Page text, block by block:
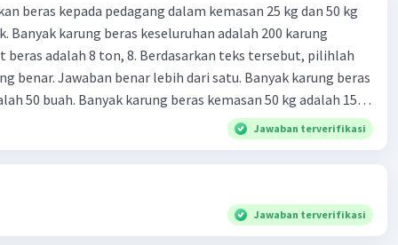
beras kepada pedagang dalam kemasan 25 kg dan 50 kg
Banyak karung beras keseluruhan adalah 200 karung
adalah 8 ton, 8. Berdasarkan teks tersebut, pilihlah
benar. Jawaban benar lebih dari satu. Banyak karung beras
50 buah. Banyak karung beras kemasan 50 kg adalah 150
dalam kemasan 25 kg adalah 2 ton. Perbandingan berat
kg dan 50 kg dalam truk adalah 1: 3. 9. Berdasarkan teks
biaya angkut semua beras yang harus dibayar oleh Bu
C. Rp2.312.000 B. Rp2.475.000 D. Rp2.280.000
Jawaban terverifikasi
Jawaban terverifikasi